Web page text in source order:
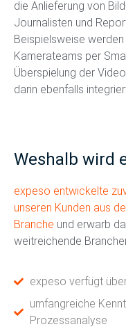
die Anlieferung von
Journalisten und
Beispielsweise
Kamerateams per
Überspielung der
darin ebenfalls
Weshalb wird
expeso entwickelte
unseren Kunden aus
Branche und erwarb
weitreichende
expeso verfügt
umfangreiche
Prozessanalyse